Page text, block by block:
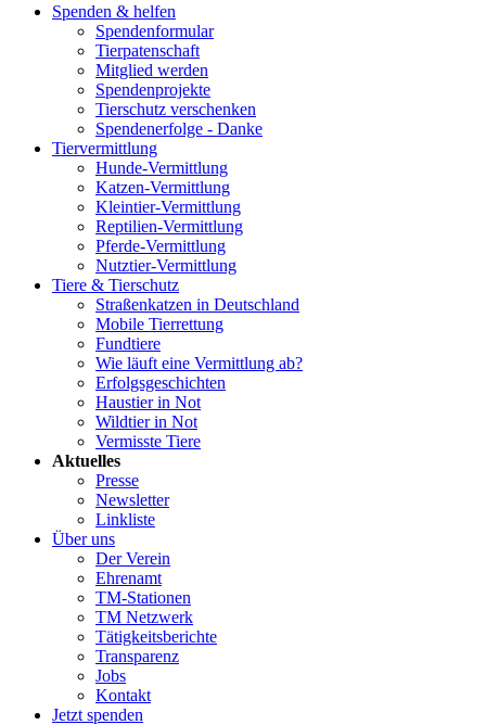
Spenden & helfen
Spendenformular
Tierpatenschaft
Mitglied werden
Spendenprojekte
Tierschutz verschenken
Spendenerfolge - Danke
Tiervermittlung
Hunde-Vermittlung
Katzen-Vermittlung
Kleintier-Vermittlung
Reptilien-Vermittlung
Pferde-Vermittlung
Nutztier-Vermittlung
Tiere & Tierschutz
Straßenkatzen in Deutschland
Mobile Tierrettung
Fundtiere
Wie läuft eine Vermittlung ab?
Erfolgsgeschichten
Haustier in Not
Wildtier in Not
Vermisste Tiere
Aktuelles
Presse
Newsletter
Linkliste
Über uns
Der Verein
Ehrenamt
TM-Stationen
TM Netzwerk
Tätigkeitsberichte
Transparenz
Jobs
Kontakt
Jetzt spenden